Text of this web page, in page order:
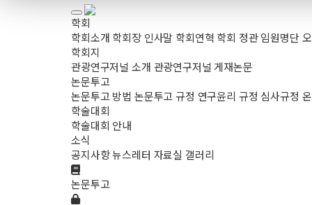
학회
학회소개 학회장 인사말 학회연혁 학회 정관 임원명단
학회지
관광연구저널 소개 관광연구저널 게재논문
논문투고
논문투고 방법 논문투고 규정 연구윤리 규정 심사규정
학술대회
학술대회 안내
소식
공지사항뉴스레터 자료실 갤러리
논문투고